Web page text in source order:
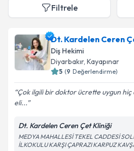
Filtrele
Dt. Kardelen Ceren
Diş Hekimi
Diyarbakır, Kayapınar
5 (9 Değerlendirme)
Çok ilgili bir doktor ücrette uygun hiç
eli...
Dt. Kardelen Ceren Çet Kliniği
MEDYA MAHALLESİ TEKEL CADDESİ
İLKOKULU KARŞI ÇAPRAZI KARPUZ